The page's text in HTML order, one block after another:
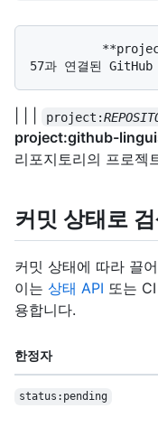
project:
project:github-
리포지토리의 프로젝
커밋 상태로 검
커밋 상태에 따라 끌
이는 상태 API 또는
용합니다.
한정자
status:pending